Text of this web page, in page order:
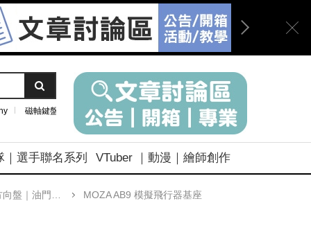
磁軸鍵盤
｜選手聯名系列 VTuber ｜動漫｜繪師創作
｜油門踏板 MOZA AB9 模擬飛行器基座